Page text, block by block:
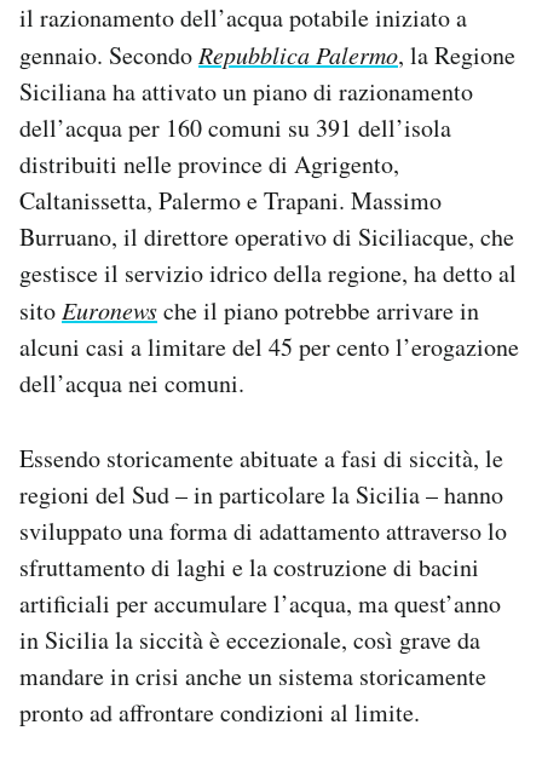
Newsletter
Notifiche mobile
Regala il Post
Hai bisogno di aiuto?
Esci
il razionamento dell’acqua potabile iniziato a
gennaio. Secondo Repubblica Palermo, la Regione
Siciliana ha attivato un piano di razionamento
dell’acqua per 160 comuni su 391 dell’isola
distribuiti nelle province di Agrigento,
Caltanissetta, Palermo e Trapani. Massimo
Burruano, il direttore operativo di Siciliacque, che
gestisce il servizio idrico della regione, ha detto al
sito Euronewsche il piano potrebbe arrivare in
alcuni casi a limitare del 45 per cento l’erogazione
dell’acqua nei comuni.
Essendo storicamente abituate a fasi di siccità, le
regioni del Sud – in particolare la Sicilia – hanno
sviluppato una forma di adattamento attraverso lo
sfruttamento di laghi e la costruzione di bacini
artificiali per accumulare l’acqua, ma quest’anno
in Sicilia la siccità è eccezionale, così grave da
mandare in crisi anche un sistema storicamente
pronto ad affrontare condizioni al limite.